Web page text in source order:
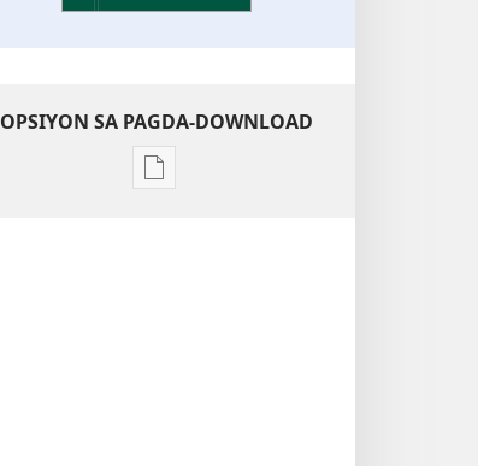
OPSIYON SA PAGDA-DOWNLOAD
Opsiyon